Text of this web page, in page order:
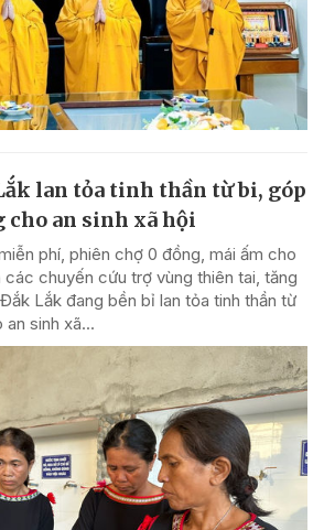
lan tỏa tinh thần từ bi, góp
cho an sinh xã hội
phí, phiên chợ 0 đồng, mái ấm cho
chuyến cứu trợ vùng thiên tai, tăng
Lắk đang bền bỉ lan tỏa tinh thần từ
sinh xã...